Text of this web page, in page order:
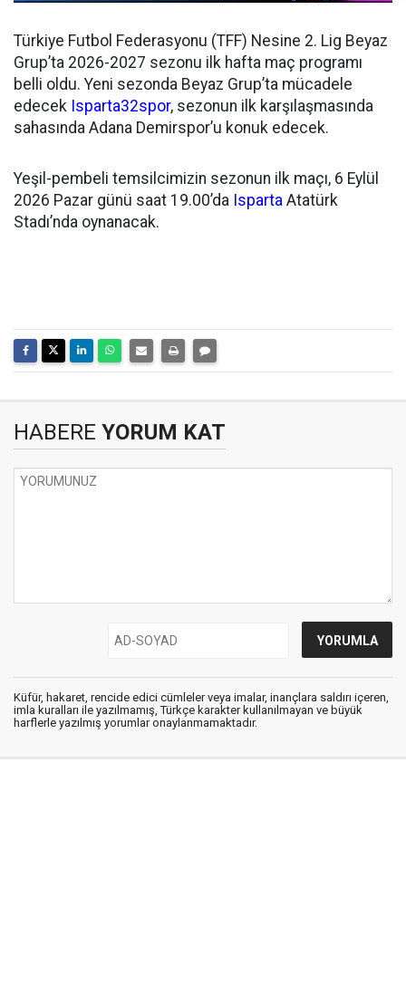
Türkiye Futbol Federasyonu (TFF) Nesine 2. Lig Beyaz
Grup’ta 2026-2027 sezonu ilk hafta maç programı
belli oldu. Yeni sezonda Beyaz Grup’ta mücadele
edecek Isparta32spor, sezonun ilk karşılaşmasında
sahasında Adana Demirspor’u konuk edecek.
Yeşil-pembeli temsilcimizin sezonun ilk maçı, 6 Eylül
2026 Pazar günü saat 19.00’da Isparta Atatürk
Stadı’nda oynanacak.
HABERE YORUM KAT
Küfür, hakaret, rencide edici cümleler veya imalar, inançlara saldırı içeren,
imla kuralları ile yazılmamış, Türkçe karakter kullanılmayan ve büyük
harflerle yazılmış yorumlar onaylanmamaktadır.